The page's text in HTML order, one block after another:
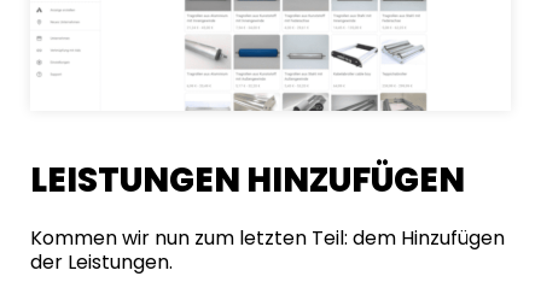
LEISTUNGEN HINZUFÜGEN
Kommen wir nun zum letzten Teil: dem Hinzufügen
der Leistungen.